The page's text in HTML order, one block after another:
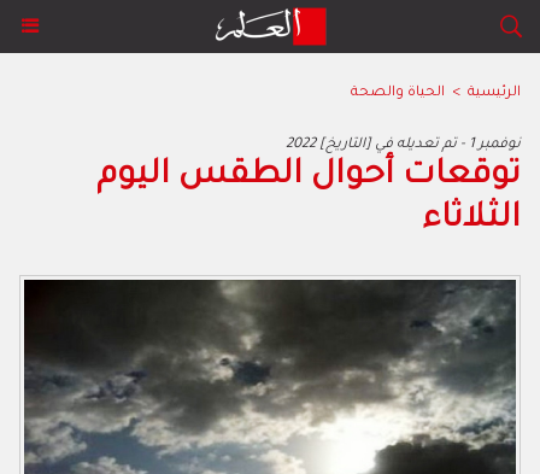
الرئيسية > الحياة والصحة
2022 نوفمبر 1 - تم تعديله في [التاريخ]
توقعات أحوال الطقس اليوم
الثلاثاء